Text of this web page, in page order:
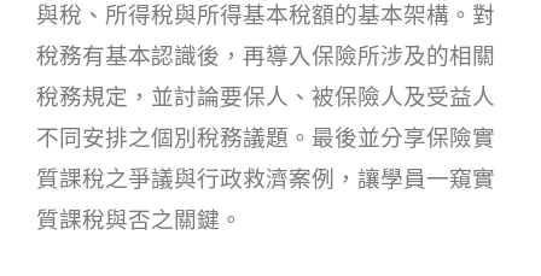
與稅、所得稅與所得基本稅額的基本架構。對
稅務有基本認識後，再導入保險所涉及的相關
稅務規定，並討論要保人、被保險人及受益人
不同安排之個別稅務議題。最後並分享保險實
質課稅之爭議與行政救濟案例，讓學員一窺實
質課稅與否之關鍵。